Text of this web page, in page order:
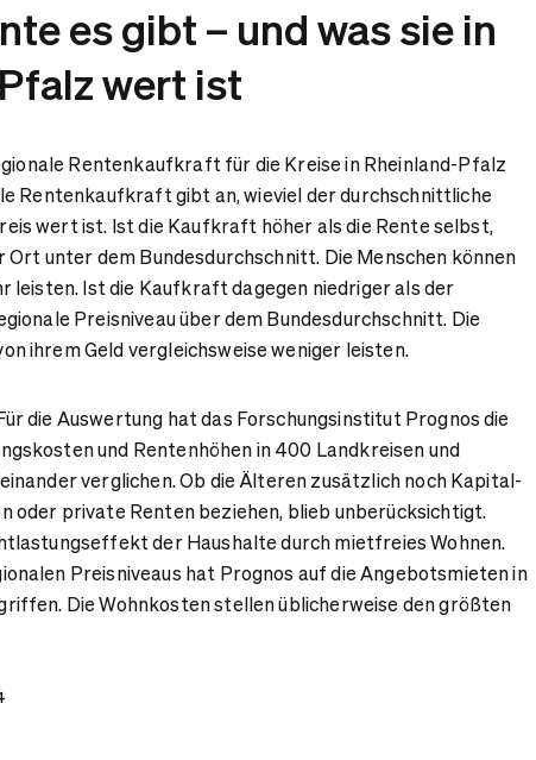
es gibt – und was sie in
wert ist
Rentenkaufkraft für die Kreise in Rheinland-Pfalz
Rentenkaufkraft gibt an, wieviel der durchschnittliche
wert ist. Ist die Kaufkraft höher als die Rente selbst,
Ort unter dem Bundesdurchschnitt. Die Menschen können
leisten. Ist die Kaufkraft dagegen niedriger als der
Preisniveau über dem Bundesdurchschnitt. Die
ihrem Geld vergleichsweise weniger leisten.
die Auswertung hat das Forschungsinstitut Prognos die
und Rentenhöhen in 400 Landkreisen und
verglichen. Ob die Älteren zusätzlich noch Kapital-
oder private Renten beziehen, blieb unberücksichtigt.
der Haushalte durch mietfreies Wohnen.
Preisniveaus hat Prognos auf die Angebotsmieten in
Die Wohnkosten stellen üblicherweise den größten